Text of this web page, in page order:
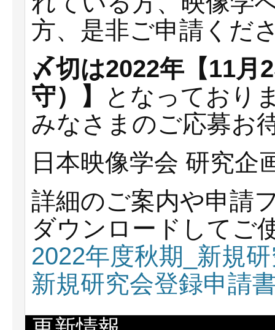
方、是非ご申請くだ
〆切は2022年【11月
守）】
となっており
みなさまのご応募お
日本映像学会 研究企
詳細のご案内や申請
ダウンロードしてご
2022年度秋期_新規
新規研究会登録申請